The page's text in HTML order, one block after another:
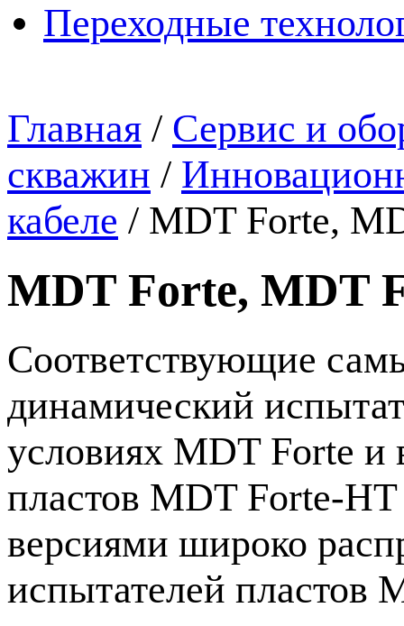
Переходные
Главная / Сервис и
скважин /
кабеле / MDT Forte,
MDT Forte, MDT
Соответствующие
динамический
условиях MDT Forte и
пластов MDT Forte-HT
версиями широко
испытателей пластов